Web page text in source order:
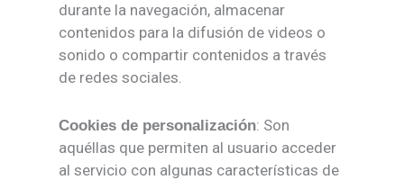
durante la navegación, almacenar
contenidos para la difusión de videos o
sonido o compartir contenidos a través
de redes sociales.
Cookies de personalización: Son
aquéllas que permiten al usuario acceder
al servicio con algunas características de